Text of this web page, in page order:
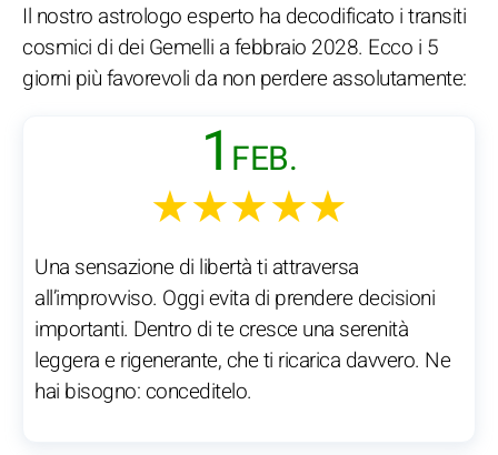
Il nostro astrologo esperto ha decodificato i transiti
cosmici di dei Gemelli a febbraio 2028. Ecco i 5
giorni più favorevoli da non perdere assolutamente:
1 FEB.
★★★★★
Una sensazione di libertà ti attraversa
all’improvviso. Oggi evita di prendere decisioni
importanti. Dentro di te cresce una serenità
leggera e rigenerante, che ti ricarica davvero. Ne
hai bisogno: conceditelo.